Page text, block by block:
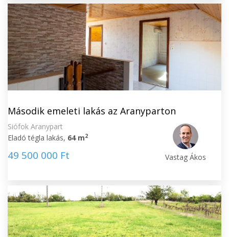
Második emeleti lakás az Aranyparton
Siófok Aranypart
Eladó tégla lakás, 64 m2
49 500 000 Ft Vastag Ákos